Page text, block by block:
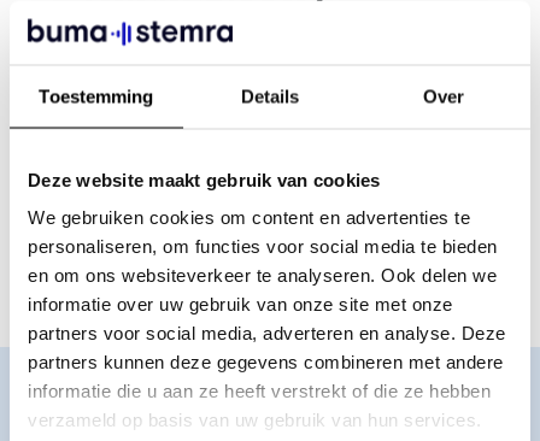
Toestemming Details Over
Deze website maakt gebruik van cookies
We gebruiken cookies om content en advertenties te
personaliseren, om functies voor social media te bieden
en om ons websiteverkeer te analyseren. Ook delen we
informatie over uw gebruik van onze site met onze
partners voor social media, adverteren en analyse. Deze
partners kunnen deze gegevens combineren met andere
informatie die u aan ze heeft verstrekt of die ze hebben
verzameld op basis van uw gebruik van hun services.
Weet je niet zeker of je belastingplichtig bent?
Check hier
de voorwaarden
Nederland belastingplichtig bent? Vul dan “Nee” in bij de
Nederland belastingplichtig bent?” onder Mijn gegevens in
MijnBumaStemra.
Word lid
MijnBumaStemra